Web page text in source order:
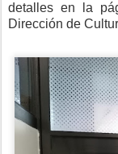
detalles en la
Dirección de